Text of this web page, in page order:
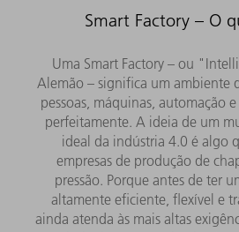
Smart Factory – O
Uma Smart Factory – ou
Alemão – significa um ambiente
pessoas, máquinas, automação
perfeitamente. A ideia de um
ideal da indústria 4.0 é algo
empresas de produção de
pressão. Porque antes de ter
altamente eficiente, flexível e
ainda atenda às mais altas